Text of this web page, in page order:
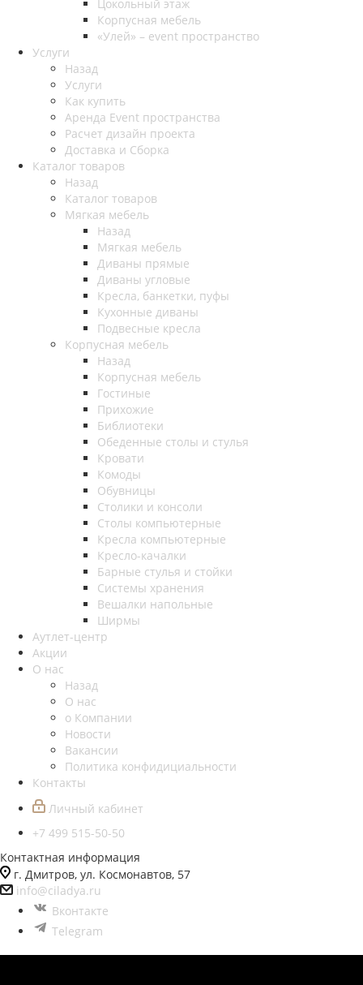
Цокольный этаж
Корпусная мебель
«Улей» – event пространство
Услуги
Назад
Услуги
Как купить
Аренда Event пространства
Расчет дизайн проекта
Доставка и Сборка
Каталог товаров
Назад
Каталог товаров
Мягкая мебель
Назад
Мягкая мебель
Диваны прямые
Диваны угловые
Кресла, банкетки, пуфы
Кухонные диваны
Подвесные кресла
Корпусная мебель
Назад
Корпусная мебель
Гостиные
Прихожие
Библиотеки
Обеденные столы и стулья
Кровати
Комоды
Обувницы
Столики и консоли
Столы компьютерные
Кресла компьютерные
Кресло-качалки
Барные стулья и стойки
Системы хранения
Вешалки напольные
Ширмы
Аутлет-центр
Акции
О нас
Назад
О нас
о Компании
Новости
Вакансии
Политика конфидициальности
Контакты
Личный кабинет
+7 499 515-50-50
Контактная информация
г. Дмитров, ул. Космонавтов, 57
info@ciladya.ru
Вконтакте
Telegram